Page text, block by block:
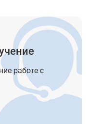
работе с